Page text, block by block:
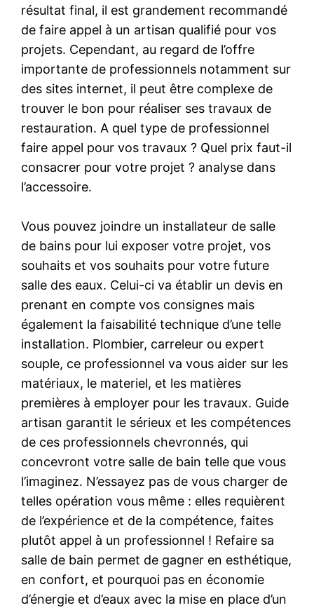
résultat final, il est grandement recommandé
de faire appel à un artisan qualifié pour vos
projets. Cependant, au regard de l’offre
importante de professionnels notamment sur
des sites internet, il peut être complexe de
trouver le bon pour réaliser ses travaux de
restauration. A quel type de professionnel
faire appel pour vos travaux ? Quel prix faut-il
consacrer pour votre projet ? analyse dans
l’accessoire.
Vous pouvez joindre un installateur de salle
de bains pour lui exposer votre projet, vos
souhaits et vos souhaits pour votre future
salle des eaux. Celui-ci va établir un devis en
prenant en compte vos consignes mais
également la faisabilité technique d’une telle
installation. Plombier, carreleur ou expert
souple, ce professionnel va vous aider sur les
matériaux, le materiel, et les matières
premières à employer pour les travaux. Guide
artisan garantit le sérieux et les compétences
de ces professionnels chevronnés, qui
concevront votre salle de bain telle que vous
l’imaginez. N’essayez pas de vous charger de
telles opération vous même : elles requièrent
de l’expérience et de la compétence, faites
plutôt appel à un professionnel ! Refaire sa
salle de bain permet de gagner en esthétique,
en confort, et pourquoi pas en économie
d’énergie et d’eaux avec la mise en place d’un